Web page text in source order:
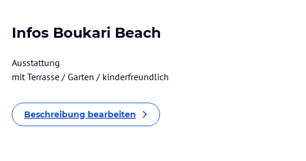
Infos Boukari Beach
Ausstattung
mit Terrasse / Garten / kinderfreundlich
Beschreibung bearbeiten